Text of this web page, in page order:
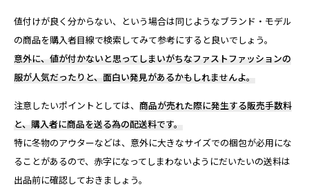
値付けが良く分からない、という場合は同じようなブランド・モデル
の商品を購入者目線で検索してみて参考にすると良いでしょう。
意外に、値が付かないと思ってしまいがちなファストファッションの
服が人気だったりと、面白い発見があるかもしれませんよ。
注意したいポイントとしては、 商品が売れた際に発生する販売手数料
と、購入者に商品を送る為の配送料です。
特に冬物のアウターなどは、意外に大きなサイズでの梱包が必用にな
ることがあるので、赤字になってしまわないようにだいたいの送料は
出品前に確認しておきましょう。